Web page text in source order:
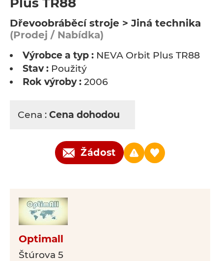
Dřevoobráběcí stroje > Jiná technika
(Prodej / Nabídka)
Výrobce a typ : NEVA Orbit Plus TR88
Stav : Použitý
Rok výroby : 2006
Cena : Cena dohodou
Žádost
Optimall
Štúrova 5